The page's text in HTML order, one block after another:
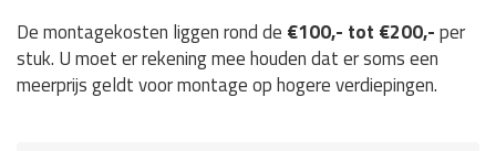
De montagekosten liggen rond de €100,- tot €200,-per
stuk. U moet er rekening mee houden dat er soms een
meerprijs geldt voor montage op hogere verdiepingen.